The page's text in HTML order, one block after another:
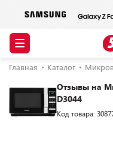
Главная Каталог
Отзывы на
D3044
Код товара: